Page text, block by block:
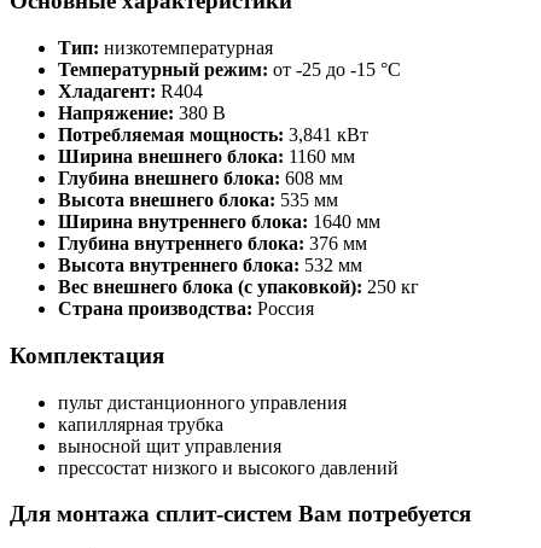
Тип: низкотемпературная
Температурный режим: от -25 до -15 °C
Хладагент: R404
Напряжение: 380 В
Потребляемая мощность: 3,841 кВт
Ширина внешнего блока: 1160 мм
Глубина внешнего блока: 608 мм
Высота внешнего блока: 535 мм
Ширина внутреннего блока: 1640 мм
Глубина внутреннего блока: 376 мм
Высота внутреннего блока: 532 мм
Вес внешнего блока (с упаковкой): 250 кг
Страна производства: Россия
Комплектация
пульт дистанционного управления
капиллярная трубка
выносной щит управления
прессостат низкого и высокого давлений
Для монтажа сплит-систем Вам потребуется